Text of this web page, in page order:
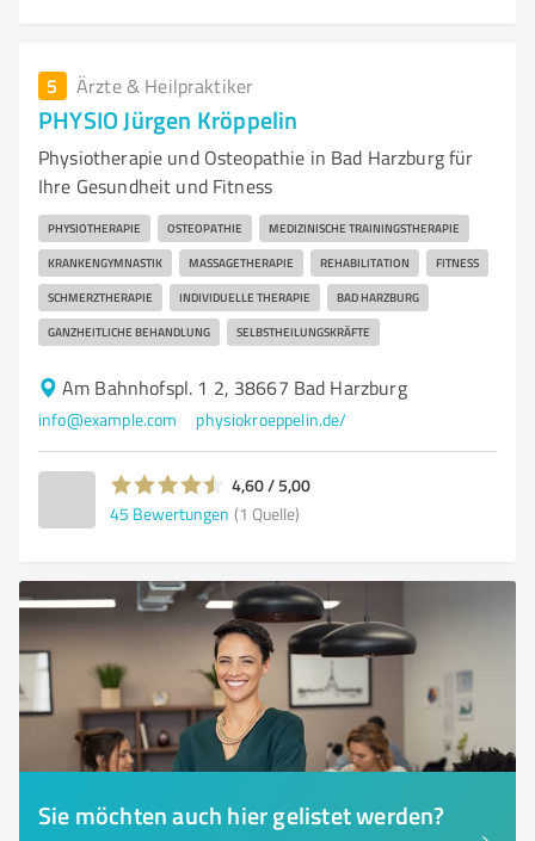
5 Ärzte & Heilpraktiker
PHYSIO Jürgen Kröppelin
Physiotherapie und Osteopathie in Bad Harzburg für
Ihre Gesundheit und Fitness
PHYSIOTHERAPIE OSTEOPATHIE MEDIZINISCHE TRAININGSTHERAPIE
KRANKENGYMNASTIK MASSAGETHERAPIE REHABILITATION FITNESS
SCHMERZTHERAPIE INDIVIDUELLE THERAPIE BAD HARZBURG
GANZHEITLICHE BEHANDLUNG SELBSTHEILUNGSKRÄFTE
Am Bahnhofspl. 1 2, 38667 Bad Harzburg
info@example.com physiokroeppelin.de/
4,60 / 5,00
45 Bewertungen (1 Quelle)
Sie möchten auch hier gelistet werden?